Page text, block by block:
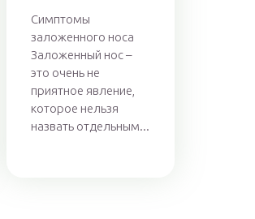
Симптомы
заложенного носа
Заложенный нос –
это очень не
приятное явление,
которое нельзя
назвать отдельным...